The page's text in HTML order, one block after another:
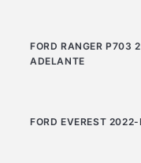
FORD RANGER P703
ADELANTE
FORD EVEREST